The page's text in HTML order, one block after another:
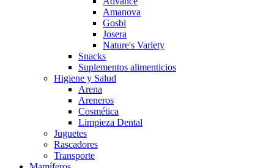
Amanova
Gosbi
Josera
Nature's Variety
Snacks
Suplementos alimenticios
Higiene y Salud
Arena
Areneros
Cosmética
Limpieza Dental
Juguetes
Rascadores
Transporte